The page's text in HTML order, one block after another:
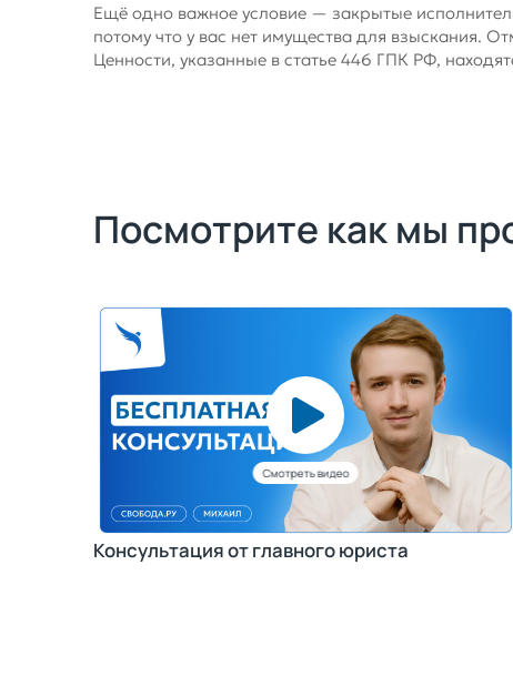
Ещё одно важное условие — закрытые
потому что у вас нет имущества для взыскания.
Ценности, указанные в статье 446 ГПК РФ,
Посмотрите как мы
Консультация от главного юриста